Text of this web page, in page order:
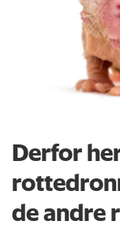
Derfor
de andre